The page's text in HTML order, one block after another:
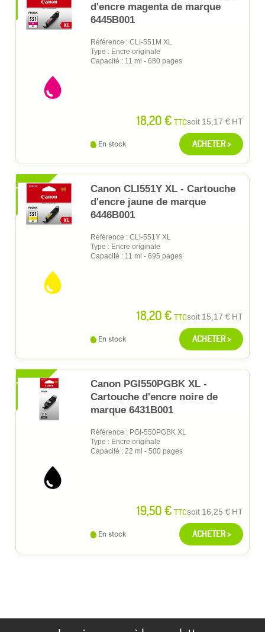
d'encre magenta de marque
6445B001
Référence : CLI-551M XL
Type : Encre originale
Capacité : 11 ml - 680 pages
18,20 € TTCsoit 15,17 € HT
En stock ACHETER >
XL
Canon CLI551Y XL - Cartouche
d'encre jaune de marque
6446B001
Référence : CLI-551Y XL
Type : Encre originale
Capacité : 11 ml - 695 pages
18,20 € TTCsoit 15,17 € HT
En stock ACHETER >
XL
Canon PGI550PGBK XL -
Cartouche d'encre noire de
marque 6431B001
Référence : PGI-550PGBK XL
Type : Encre originale
Capacité : 22 ml - 500 pages
19,50 € TTCsoit 16,25 € HT
En stock ACHETER >